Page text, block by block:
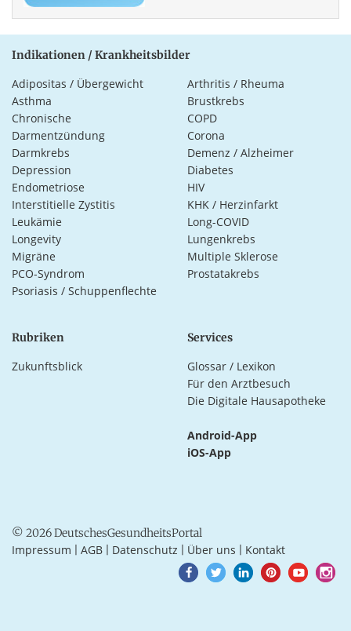
Indikationen / Krankheitsbilder
Adipositas / Übergewicht
Arthritis / Rheuma
Asthma
Brustkrebs
Chronische
Darmentzündung
COPD
Corona
Darmkrebs
Demenz / Alzheimer
Depression
Diabetes
Endometriose
HIV
Interstitielle Zystitis
KHK / Herzinfarkt
Leukämie
Long-COVID
Longevity
Lungenkrebs
Migräne
Multiple Sklerose
PCO-Syndrom
Prostatakrebs
Psoriasis / Schuppenflechte
Rubriken
Zukunftsblick
Services
Glossar / Lexikon
Für den Arztbesuch
Die Digitale Hausapotheke
Android-App
iOS-App
© 2026 DeutschesGesundheitsPortal
Impressum AGB Datenschutz Über uns Kontakt